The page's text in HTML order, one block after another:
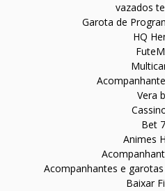
vazados
Garota de
HQ
Vera
Bet
Animes
Acompanhantes e
Baixar